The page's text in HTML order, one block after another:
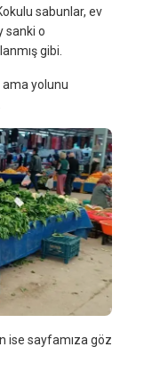
sabunlar, ev
sanki o
gibi.
ama yolunu
ise sayfamıza göz